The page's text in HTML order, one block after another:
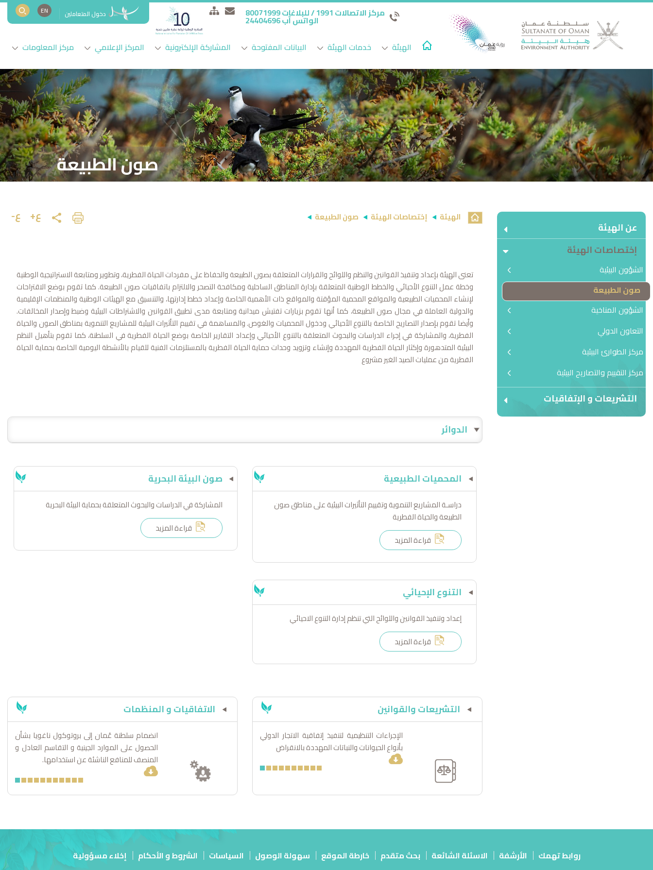
مركز الاتصالات 1991 / للبلاغات 80071999
الواتس آب 24404696 دخول المتعاملين EN
الهيئة خدمات الهيئة البيانات المفتوحة المشاركة الإلكترونية المركز الإعلامي مركز المعلومات
صون الطبيعة
عن الهيئة
إختصاصات الهيئة
الشؤون البيئية
صون الطبيعة
الشؤون المناخية
التعاون الدولي
مركز الطوارئ البيئية
مركز التقييم والتصاريح البيئية
التشريعات و الإتفاقيات
الهيئة إختصاصات الهيئة صون الطبيعة ع+ ع-
تعنى الهيئة بإعداد وتنفيذ القوانين والنظم واللوائح والقرارات المتعلقة بصون الطبيعة والحفاظ على مفردات الحياة الفطرية، وتطوير ومتابعة الاستراتيجية الوطنية
وخطة عمل التنوع الأحيائي والخطط الوطنية المتعلقة بإدارة المناطق الساحلية ومكافحة التصحر والالتزام باتفاقيات صون الطبيعة. كما تقوم بوضع الاقتراحات
لإنشاء المحميات الطبيعية والمواقع المحمية المؤقتة والمواقع ذات الأهمية الخاصة وإعداد خطط إدارتها، والتنسيق مع الهيئات الوطنية والمنظمات الإقليمية
والدولية العاملة في مجال صون الطبيعة، كما أنها تقوم بزيارات تفتيش ميدانية ومتابعة مدى تطبيق القوانين والاشتراطات البيئية وضبط وإصدار المخالفات.
وأيضا تقوم بإصدار التصاريح الخاصة بالتنوع الأحيائي ودخول المحميات والغوص. والمساهمة في تقييم التأثيرات البيئية للمشاريع التنموية بمناطق الصون والحياة
الفطرية، والمشاركة في إجراء الدراسات والبحوث المتعلقة بالتنوع الأحيائي وإعداد التقارير الخاصة بوضع الحياة الفطرية في السلطنة، كما تقوم بتأهيل النظم
البيئية المتدهورة وإكثار الحياة الفطرية المهددة وإنشاء وتزويد وحدات حماية الحياة الفطرية بالمستلزمات الفنية للقيام بالأنشطة اليومية الخاصة بحماية الحياة
الفطرية من عمليات الصيد الغير مشروع
الدوائر
المحميات الطبيعية
دراسـة المشاريع التنموية وتقييم التأثيرات البيئية على مناطق صون
الطبيعة والحياة الفطرية
قراءة المزيد
صون البيئة البحرية
المشاركة في الدراسات والبحوث المتعلقة بحماية البيئة البحرية
قراءة المزيد
التنوع الإحيائي
إعداد وتنفيذ القوانين واللوائح التي تنظم إدارة التنوع الاحيائي
قراءة المزيد
التشريعات والقوانين
الإجراءات التنظيمية لتنفيذ إتفاقية الاتجار الدولي
بأنواع الحيوانات والنباتات المهددة بالانقراض
إنشاء محمية الحجر الغربي لأضواء النجوم في اللائحة التنفيذية لقانون
وصون الأحياء الفطرية
الاتفاقيات و المنظمات
انضمام سلطنة عُمان إلى بروتوكول ناغويا بشأن
الحصول على الموارد الجينية و التقاسم العادل و
المنصف للمنافع الناشئة عن استخدامها.
روابط تهمك الأرشفة الاسئلة الشائعة بحث متقدم خارطة الموقع سهولة الوصول السياسات الشروط و الأحكام
إخلاء مسؤولية